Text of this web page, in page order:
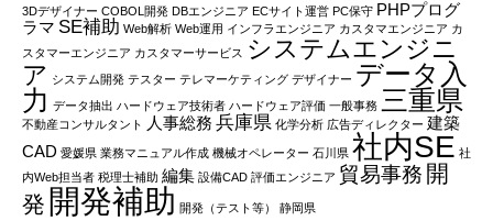
3Dデザイナー COBOL開発 DBエンジニア ECサイト運営 PC保守 PHPプログ
ラマ SE補助 Web解析 Web運用 インフラエンジニア カスタマエンジニア カ
スタマーエンジニア カスタマーサービス システムエンジニ
ア システム開発 テスター テレマーケティング デザイナー データ入
力 データ抽出 ハードウェア技術者 ハードウェア評価 一般事務 三重県
不動産コンサルタント 人事総務 兵庫県 化学分析 広告ディレクター 建築
CAD 愛媛県 業務マニュアル作成 機械オペレーター 石川県 社内SE 社
内Web担当者 税理士補助 編集 設備CAD 評価エンジニア 貿易事務 開
発 開発補助 開発（テスト等） 静岡県